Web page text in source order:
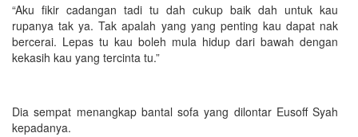
“Aku fikir cadangan tadi tu dah cukup baik dah untuk kau
rupanya tak ya. Tak apalah yang yang penting kau dapat nak
bercerai. Lepas tu kau boleh mula hidup dari bawah dengan
kekasih kau yang tercinta tu.”
Dia sempat menangkap bantal sofa yang dilontar Eusoff Syah
kepadanya.